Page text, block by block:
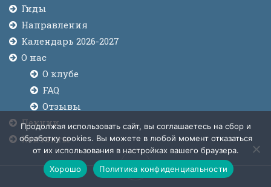
Гиды
Направления
Календарь 2026-2027
О нас
О клубе
FAQ
Отзывы
Лекции
Контакты
Продолжая использовать сайт, вы соглашаетесь на сбор и
обработку cookies. Вы можете в любой момент отказаться
от их использования в настройках вашего браузера.
Хорошо
Политика конфиденциальности